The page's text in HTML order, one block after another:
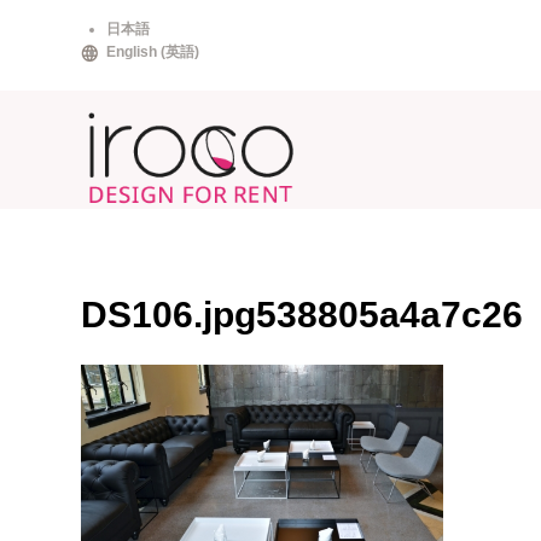
日本語
English (英語)
DS106.jpg538805a4a7c26